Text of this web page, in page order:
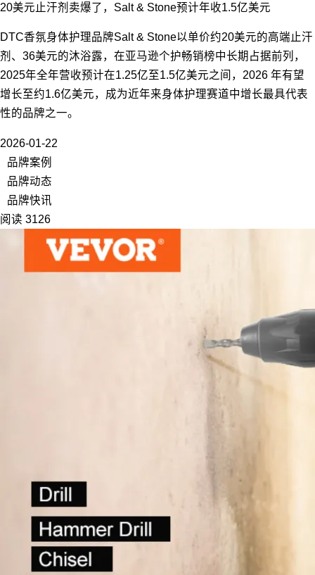
20美元止汗剂卖爆了，Salt & Stone预计年收1.5亿美元
DTC香氛身体护理品牌Salt & Stone以单价约20美元的高端止汗
剂、36美元的沐浴露，在亚马逊个护畅销榜中长期占据前列，
2025年全年营收预计在1.25亿至1.5亿美元之间，2026 年有望
增长至约1.6亿美元，成为近年来身体护理赛道中增长最具代表
性的品牌之一。
2026-01-22
品牌案例
品牌动态
品牌快讯
阅读 3126